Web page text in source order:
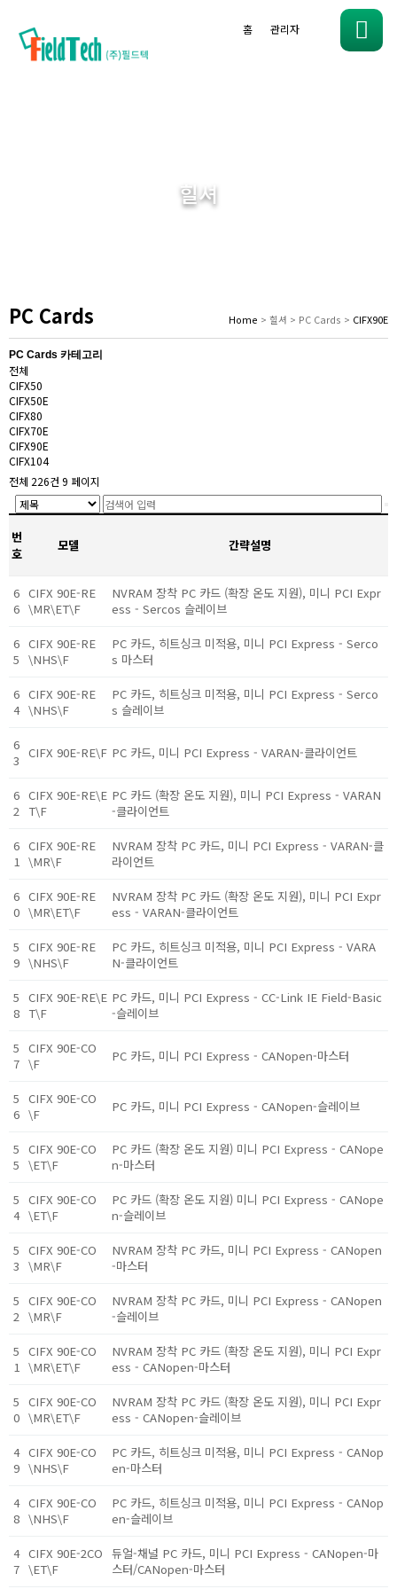
관리자
홈
힐셔
PC Cards Home > 힐셔 > PC Cards > CIFX90E
PC Cards 카테고리
전체
CIFX50
CIFX50E
CIFX80
CIFX70E
CIFX90E
CIFX104
전체 226건 9 페이지
번
호
모델 간략설명
6
6
CIFX 90E-RE
\MR\ET\F
NVRAM 장착 PC 카드 (확장 온도 지원), 미니 PCI Expr
ess - Sercos 슬레이브
6
5
CIFX 90E-RE
\NHS\F
PC 카드, 히트싱크 미적용, 미니 PCI Express - Serco
s 마스터
6
4
CIFX 90E-RE
\NHS\F
PC 카드, 히트싱크 미적용, 미니 PCI Express - Serco
s 슬레이브
6
3 CIFX 90E-RE\F PC 카드, 미니 PCI Express - VARAN-클라이언트
6
2
CIFX 90E-RE\E
T\F
PC 카드 (확장 온도 지원), 미니 PCI Express - VARAN
-클라이언트
6
1
CIFX 90E-RE
\MR\F
NVRAM 장착 PC 카드, 미니 PCI Express - VARAN-클
라이언트
6
0
CIFX 90E-RE
\MR\ET\F
NVRAM 장착 PC 카드 (확장 온도 지원), 미니 PCI Expr
ess - VARAN-클라이언트
5
9
CIFX 90E-RE
\NHS\F
PC 카드, 히트싱크 미적용, 미니 PCI Express - VARA
N-클라이언트
5
8
CIFX 90E-RE\E
T\F
PC 카드, 미니 PCI Express - CC-Link IE Field-Basic
-슬레이브
5
7
CIFX 90E-CO
\F
PC 카드, 미니 PCI Express - CANopen-마스터
5
6
CIFX 90E-CO
\F
PC 카드, 미니 PCI Express - CANopen-슬레이브
5
5
CIFX 90E-CO
\ET\F
PC 카드 (확장 온도 지원) 미니 PCI Express - CANope
n-마스터
5
4
CIFX 90E-CO
\ET\F
PC 카드 (확장 온도 지원) 미니 PCI Express - CANope
n-슬레이브
5
3
CIFX 90E-CO
\MR\F
NVRAM 장착 PC 카드, 미니 PCI Express - CANopen
-마스터
5
2
CIFX 90E-CO
\MR\F
NVRAM 장착 PC 카드, 미니 PCI Express - CANopen
-슬레이브
5
1
CIFX 90E-CO
\MR\ET\F
NVRAM 장착 PC 카드 (확장 온도 지원), 미니 PCI Expr
ess - CANopen-마스터
5
0
CIFX 90E-CO
\MR\ET\F
NVRAM 장착 PC 카드 (확장 온도 지원), 미니 PCI Expr
ess - CANopen-슬레이브
4
9
CIFX 90E-CO
\NHS\F
PC 카드, 히트싱크 미적용, 미니 PCI Express - CANop
en-마스터
4
8
CIFX 90E-CO
\NHS\F
PC 카드, 히트싱크 미적용, 미니 PCI Express - CANop
en-슬레이브
4
7
CIFX 90E-2CO
\ET\F
듀얼-채널 PC 카드, 미니 PCI Express - CANopen-마
스터/CANopen-마스터